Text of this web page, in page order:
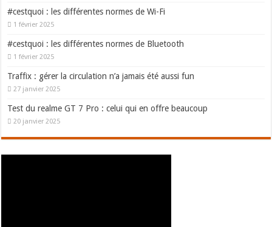
#cestquoi : les différentes normes de Wi-Fi
1 février 2025
#cestquoi : les différentes normes de Bluetooth
1 février 2025
Traffix : gérer la circulation n’a jamais été aussi fun
27 janvier 2025
Test du realme GT 7 Pro : celui qui en offre beaucoup
20 janvier 2025